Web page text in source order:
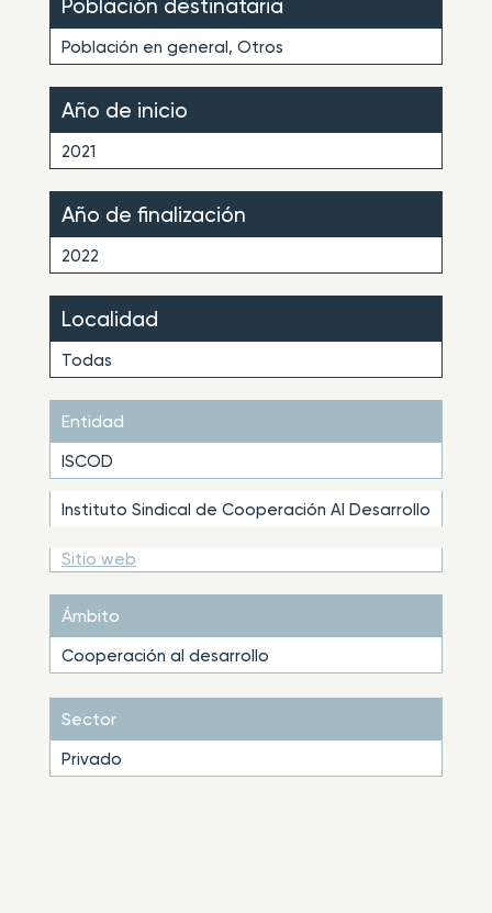
Población destinataria
Población en general, Otros
Año de inicio
2021
Año de finalización
2022
Localidad
Todas
Entidad
ISCOD
Instituto Sindical de Cooperación Al Desarrollo
Sitio web
Ámbito
Cooperación al desarrollo
Sector
Privado